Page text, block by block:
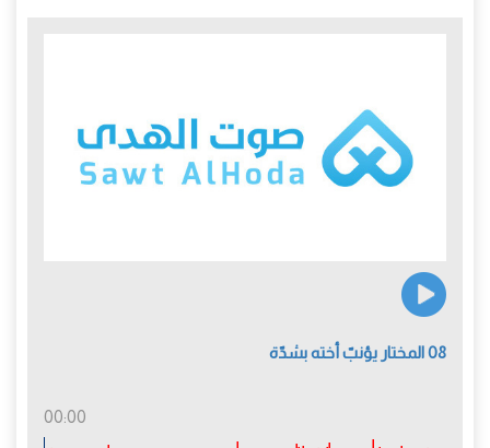
08 المختار يؤنبّ أخته بشدّة
00:00